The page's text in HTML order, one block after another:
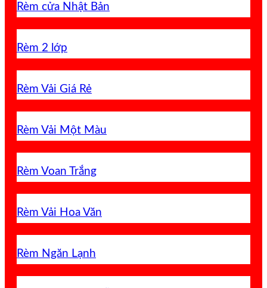
Rèm cửa Nhật Bản
Rèm 2 lớp
Rèm Vải Giá Rẻ
Rèm Vải Một Màu
Rèm Voan Trắng
Rèm Vải Hoa Văn
Rèm Ngăn Lạnh